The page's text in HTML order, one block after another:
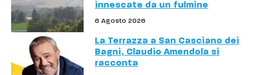
innescate da un fulmine
6 Agosto 2026
La Terrazza a San Casciano dei
Bagni, Claudio Amendola si
racconta